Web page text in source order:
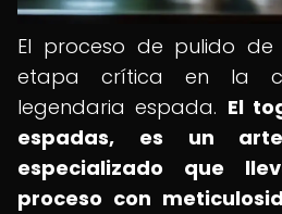
El proceso de pulido
etapa crítica en la
legendaria espada. El
espadas, es un
especializado que
proceso con